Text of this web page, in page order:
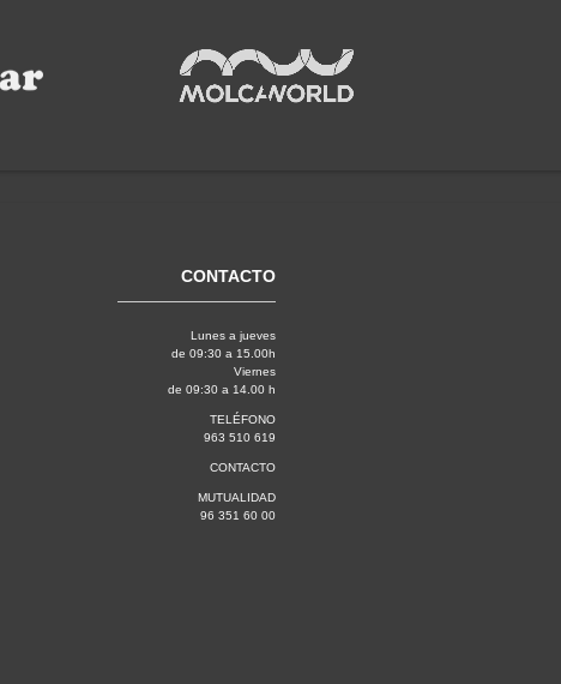
CONTACTO
Lunes a jueves
de 09:30 a 15.00h
Viernes
de 09:30 a 14.00 h
TELÉFONO
963 510 619
CONTACTO
MUTUALIDAD
96 351 60 00